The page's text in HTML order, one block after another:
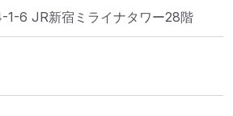
1-6 JR新宿ミライナタワー28階